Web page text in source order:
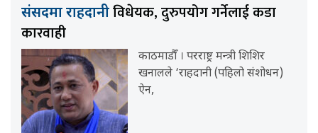
संसदमा राहदानीविधेयक, दुरुपयोग गर्नेलाई कडा
कारवाही
काठमाडौँ । परराष्ट्र मन्त्री शिशिर
खनालले ‘राहदानी (पहिलो संशोधन)
ऐन,